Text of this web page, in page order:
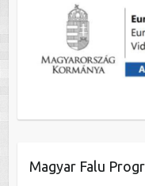
Magyar Falu